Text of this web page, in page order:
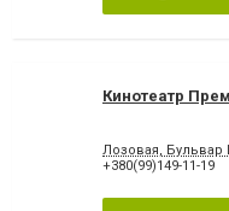
Кинотеатр
Лозовая,
+380(99)149-11-19